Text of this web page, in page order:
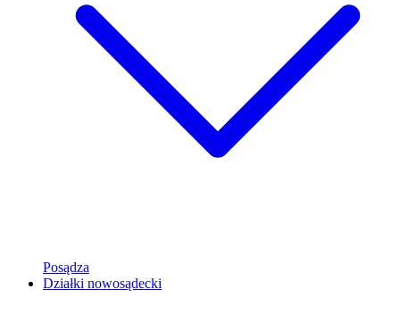
Posądza
Działki nowosądecki